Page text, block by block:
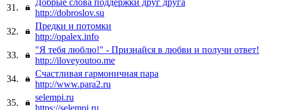
31.
http://dobroslov.su
32.
Предки и потомки
http://opalex.info
33.
"Я тебя люблю!" - Признайся в любви и получи ответ!
http://iloveyoutoo.me
34.
Счастливая гармоничная пара
http://www.para2.ru
35.
selempi.ru
https://selempi.ru